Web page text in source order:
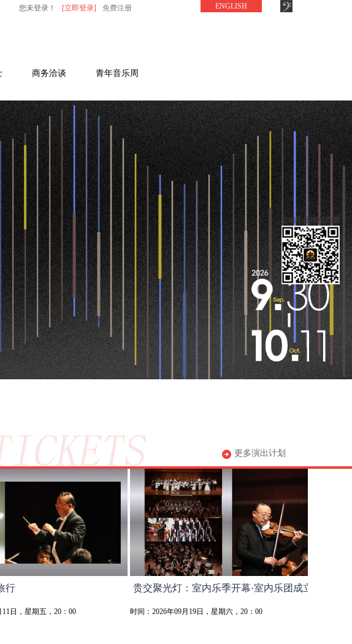
您未登录！ [立即登录] 免费注册 ENGLISH
商务洽谈 青年音乐周
更多演出计划
行
11日，星期五，20：00
贵交聚光灯：室内乐季开幕·室内乐团成立
时间：2026年09月19日，星期六，20：00